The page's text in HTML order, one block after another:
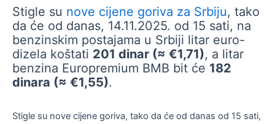
Stigle su nove cijene goriva za Srbiju, tako
da će od danas, 14.11.2025. od 15 sati, na
benzinskim postajama u Srbiji litar euro-
dizela koštati 201 dinar (≈ €1,71), a litar
benzina Europremium BMB bit će 182
dinara (≈ €1,55).
Stigle su nove cijene goriva, tako da će od danas od 15 sati,